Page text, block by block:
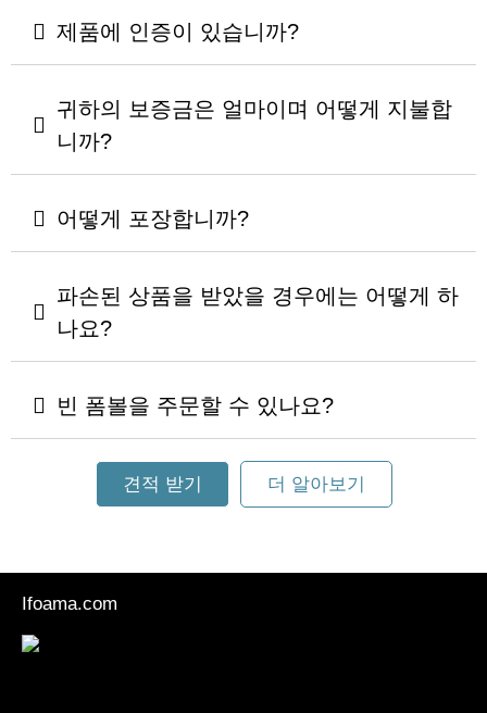
제품에 인증이 있습니까?
귀하의 보증금은 얼마이며 어떻게 지불합
니까?
어떻게 포장합니까?
파손된 상품을 받았을 경우에는 어떻게 하
나요?
빈 폼볼을 주문할 수 있나요?
견적 받기 더 알아보기
Ifoama.com